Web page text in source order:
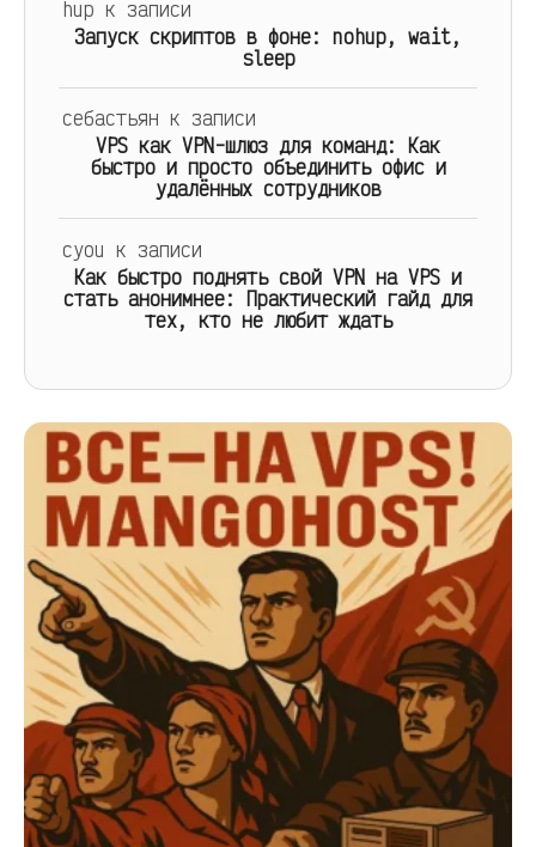
hup к записи
Запуск скриптов в фоне: nohup, wait,
sleep
себастьян к записи
VPS как VPN-шлюз для команд: Как
быстро и просто объединить офис и
удалённых сотрудников
cyou к записи
Как быстро поднять свой VPN на VPS и
стать анонимнее: Практический гайд для
тех, кто не любит ждать